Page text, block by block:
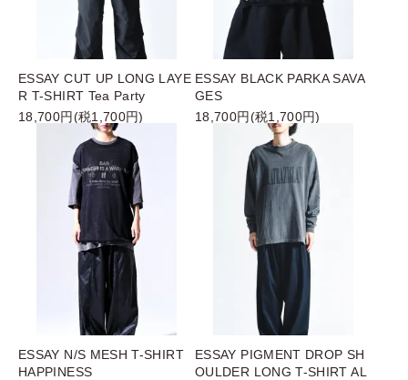
ESSAY CUT UP LONG LAYE
R T-SHIRT Tea Party
18,700円(税1,700円)
ESSAY BLACK PARKA SAVA
GES
18,700円(税1,700円)
ESSAY N/S MESH T-SHIRT
HAPPINESS
ESSAY PIGMENT DROP SH
OULDER LONG T-SHIRT AL